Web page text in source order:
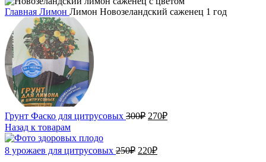
Главная Лимон Лимон Новозеландский саженец 1 год
Грунт Фаско для цитрусовых 300₽ Первоначальная
300₽.
270₽Текущая
Назад к товарам
8 урожаев для цитрусовых 250₽ Первоначальная
220₽Текущая